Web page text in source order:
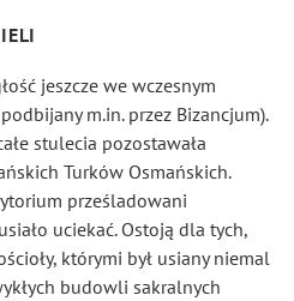
jeszcze we wczesnym
m.in. przez Bizancjum).
stulecia pozostawała
Turków Osmańskich.
prześladowani
uciekać. Ostoją dla tych,
którymi był usiany niemal
budowli sakralnych